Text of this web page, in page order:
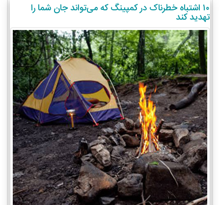
۱۰ اشتباه خطرناک در کمپینگ که می‌تواند جان شما را
تهدید کند